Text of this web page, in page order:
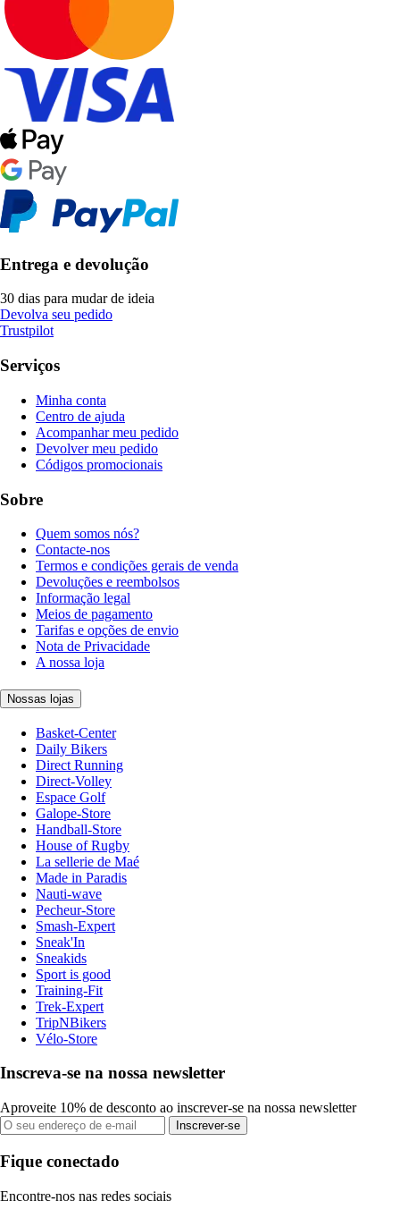
Entrega e devolução
30 dias para mudar de ideia
Devolva seu pedido
Trustpilot
Serviços
Minha conta
Centro de ajuda
Acompanhar meu pedido
Devolver meu pedido
Códigos promocionais
Sobre
Quem somos nós?
Contacte-nos
Termos e condições gerais de venda
Devoluções e reembolsos
Informação legal
Meios de pagamento
Tarifas e opções de envio
Nota de Privacidade
A nossa loja
Nossas lojas
Basket-Center
Daily Bikers
Direct Running
Direct-Volley
Espace Golf
Galope-Store
Handball-Store
House of Rugby
La sellerie de Maé
Made in Paradis
Nauti-wave
Pecheur-Store
Smash-Expert
Sneak'In
Sneakids
Sport is good
Training-Fit
Trek-Expert
TripNBikers
Vélo-Store
Inscreva-se na nossa newsletter
Aproveite 10% de desconto ao inscrever-se na nossa newsletter
Inscrever-se
Fique conectado
Encontre-nos nas redes sociais